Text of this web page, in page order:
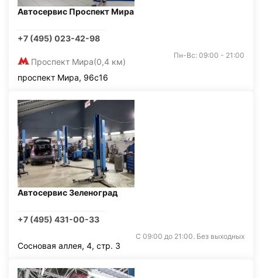
Автосервис Проспект Мира
+7 (495) 023-42-98
Проспект Мира(0,4 км)
Пн-Вс: 09:00 - 21:00
проспект Мира, 96с16
Автосервис Зеленоград
+7 (495) 431-00-33
С 09:00 до 21:00. Без выходных
Сосновая аллея, 4, стр. 3